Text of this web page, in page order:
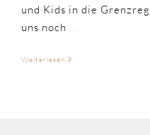
und Kids in die
uns noch ...
Weiterlesen